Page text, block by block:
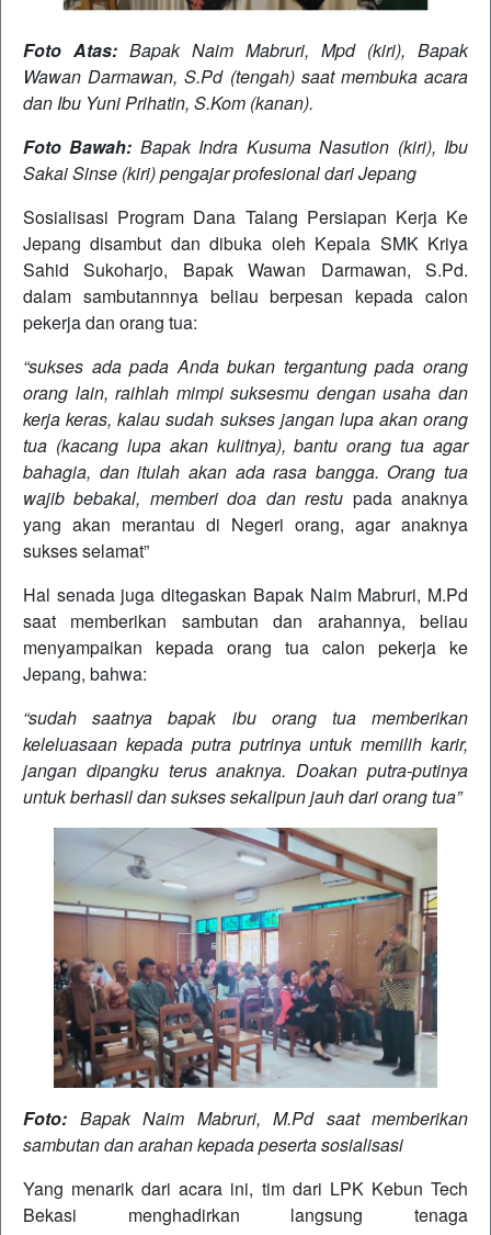
Foto Atas: Bapak Naim Mabruri, Mpd (kiri), Bapak
Wawan Darmawan, S.Pd (tengah) saat membuka acara
dan Ibu Yuni Prihatin, S.Kom (kanan).
Foto Bawah: Bapak Indra Kusuma Nasution (kiri), Ibu
Sakai Sinse (kiri) pengajar profesional dari Jepang
Sosialisasi Program Dana Talang Persiapan Kerja Ke
Jepang disambut dan dibuka oleh Kepala SMK Kriya
Sahid Sukoharjo, Bapak Wawan Darmawan, S.Pd.
dalam sambutannnya beliau berpesan kepada calon
pekerja dan orang tua:
“sukses ada pada Anda bukan tergantung pada orang
orang lain, raihlah mimpi suksesmu dengan usaha dan
kerja keras, kalau sudah sukses jangan lupa akan orang
tua (kacang lupa akan kulitnya), bantu orang tua agar
bahagia, dan itulah akan ada rasa bangga. Orang tua
wajib bebakal, memberi doa dan restu pada anaknya
yang akan merantau di Negeri orang, agar anaknya
sukses selamat”
Hal senada juga ditegaskan Bapak Naim Mabruri, M.Pd
saat memberikan sambutan dan arahannya, beliau
menyampaikan kepada orang tua calon pekerja ke
Jepang, bahwa:
“sudah saatnya bapak ibu orang tua memberikan
keleluasaan kepada putra putrinya untuk memilih karir,
jangan dipangku terus anaknya. Doakan putra-putinya
untuk berhasil dan sukses sekalipun jauh dari orang tua”
Foto: Bapak Naim Mabruri, M.Pd saat memberikan
sambutan dan arahan kepada peserta sosialisasi
Yang menarik dari acara ini, tim dari LPK Kebun Tech
Bekasi menghadirkan langsung tenaga